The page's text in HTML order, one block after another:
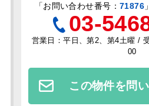
「お問い合わせ番号： 71876
03-
営業日：平日、第2、第4土曜 /
00
この物件を問